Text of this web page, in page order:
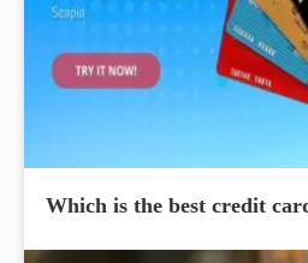
Which is the best credit